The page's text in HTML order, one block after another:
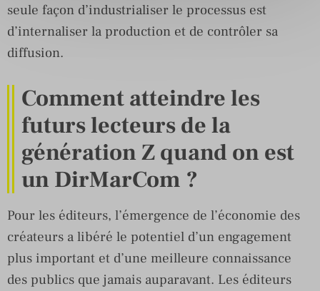
seule façon d’industrialiser le processus est
d’internaliser la production et de contrôler sa
diffusion.
Comment atteindre les
futurs lecteurs de la
génération Z quand on est
un DirMarCom ?
Pour les éditeurs, l’émergence de l’économie des
créateurs a libéré le potentiel d’un engagement
plus important et d’une meilleure connaissance
des publics que jamais auparavant. Les éditeurs